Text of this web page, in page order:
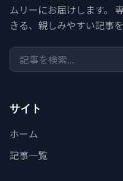
ムリーにお届けします。
きる、親しみやすい記事
サイト
ホーム
記事一覧